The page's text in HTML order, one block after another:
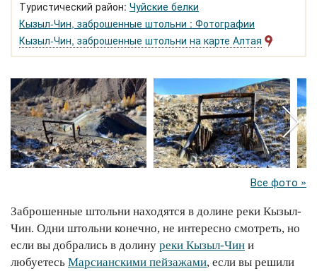
Туристический район: Чуйские белки
Кызыл-Чин, заброшенные штольни : Фотографии
Кызыл-Чин, заброшенные штольни на карте Алтая
Все фото »
Заброшенные штольни находятся в долине реки Кызыл-
Чин. Одни штольни конечно, не интересно смотреть, но
если вы добрались в долину реки Кызыл-Чин и
любуетесь Марсианскими пейзажами, если вы решили